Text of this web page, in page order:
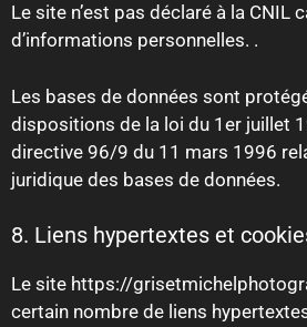
Le site n’est pas déclaré à la CNIL
d’informations personnelles. .
Les bases de données sont
dispositions de la loi du 1er juillet
directive 96/9 du 11 mars 1996
juridique des bases de données.
8. Liens hypertextes et
Le site https://
certain nombre de liens